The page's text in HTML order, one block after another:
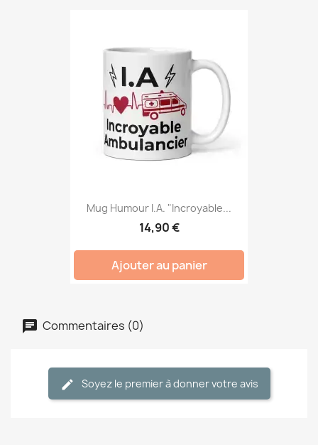
Mug Humour I.A. "Incroyable...
14,90 €
Ajouter au panier
Commentaires (0)
Soyez le premier à donner votre avis